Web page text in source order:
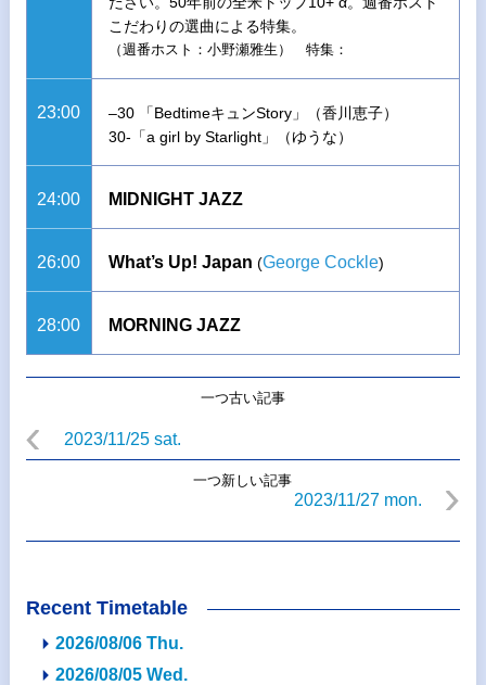
こだわりの選曲による特集。
（週番ホスト：小野瀬雅生） 特集：
23:00
–30 「BedtimeキュンStory」（香川恵子）
30-「a girl by Starlight」（ゆうな）
24:00 MIDNIGHT JAZZ
26:00 What’s Up! Japan (George Cockle)
28:00 MORNING JAZZ
一つ古い記事
2023/11/25 sat.
一つ新しい記事
2023/11/27 mon.
Recent Timetable
2026/08/06 Thu.
2026/08/05 Wed.